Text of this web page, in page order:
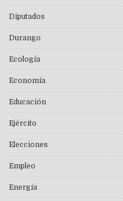
Diputados
Durango
Ecología
Economía
Educación
Ejército
Elecciones
Empleo
Energía